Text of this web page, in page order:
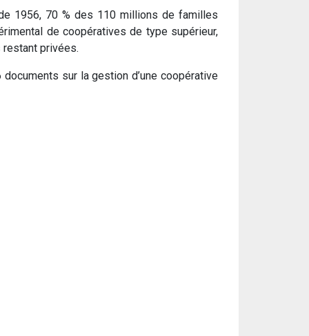
1956, 70 % des 110 millions de familles
de coopératives de type supérieur,
privées.
sur la gestion d’une coopérative